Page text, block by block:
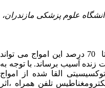
علوم پزشکی مازندران،
بیشترین آلودگی امواج الکترومغناطیسی مربوط به امواج رادیوفرکانسی تلفن های همراه می باشند که، تا 70 درصد این امواج می تواند
آسیب برساند. با توجه به
القا شده از امواج
تلفن همراه ،اثر